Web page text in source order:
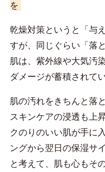
を
乾燥対策というと「与
すが、同じぐらい「落
肌は、紫外線や大気汚
ダメージが蓄積されて
肌の汚れをきちんと落
スキンケアの浸透も上
クのりのいい肌が手に
ングから翌日の保湿サ
と考えて、肌も心もそ